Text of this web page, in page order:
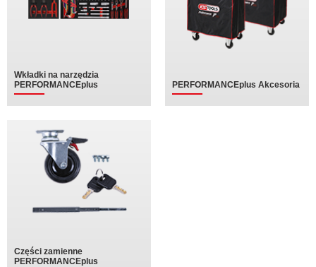
Wkładki na narzędzia
PERFORMANCEplus
PERFORMANCEplus Akcesoria
Części zamienne
PERFORMANCEplus